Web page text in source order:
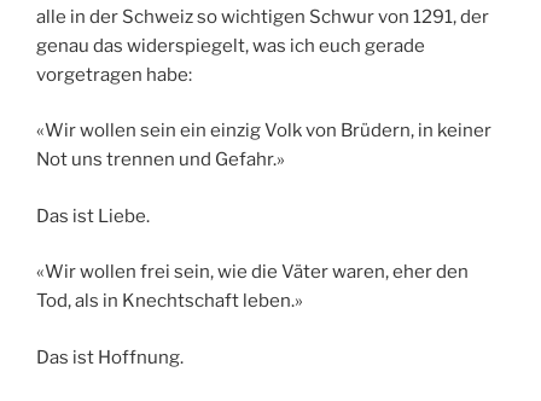
alle in der Schweiz so wichtigen Schwur von 1291, der
genau das widerspiegelt, was ich euch gerade
vorgetragen habe:
«Wir wollen sein ein einzig Volk von Brüdern, in keiner
Not uns trennen und Gefahr.»
Das ist Liebe.
«Wir wollen frei sein, wie die Väter waren, eher den
Tod, als in Knechtschaft leben.»
Das ist Hoffnung.